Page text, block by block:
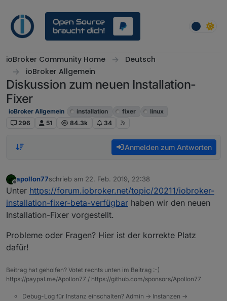
ioBroker Community Home
Deutsch
ioBroker Allgemein
Diskussion zum neuen Installation-
Fixer
ioBroker Allgemein installation fixer
linux
296
51 84.3k 34
Anmelden zum Antworten
Offline
apollon77schrieb am 22. Feb. 2019, 22:38
zuletzt editiert von
Unter https://forum.iobroker.net/topic/20211/iobroker-
installation-fixer-beta-verfügbar haben wir den neuen
Installation-Fixer vorgestellt.
Probleme oder Fragen? Hier ist der korrekte Platz
dafür!
Beitrag hat geholfen? Votet rechts unten im Beitrag :-)
https://paypal.me/Apollon77 / https://github.com/sponsors/Apollon77
Debug-Log für Instanz einschalten? Admin -> Instanzen ->